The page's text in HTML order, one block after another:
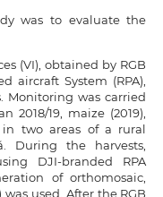
was to evaluate the
(VI), obtained by RGB
aircraft System (RPA),
Monitoring was carried
2018/19, maize (2019),
in two areas of a rural
During the harvests,
DJI-branded RPA
of orthomosaic,
used. After the RGB